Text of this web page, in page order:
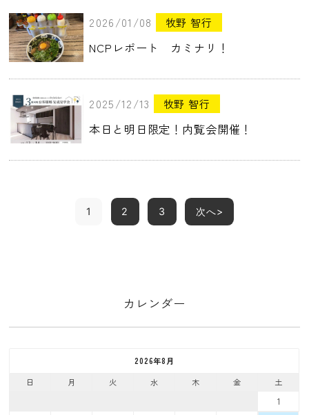
2026/01/08 牧野 智行
NCPレポート カミナリ！
2025/12/13 牧野 智行
本日と明日限定！内覧会開催！
1 2 3 次へ>
カレンダー
2026年8月
日
月 火 水 木 金 土
1